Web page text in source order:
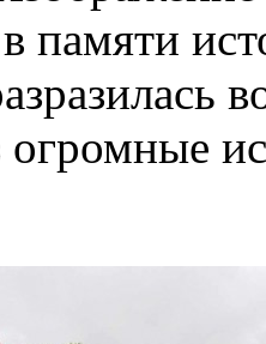
памяти
огромные